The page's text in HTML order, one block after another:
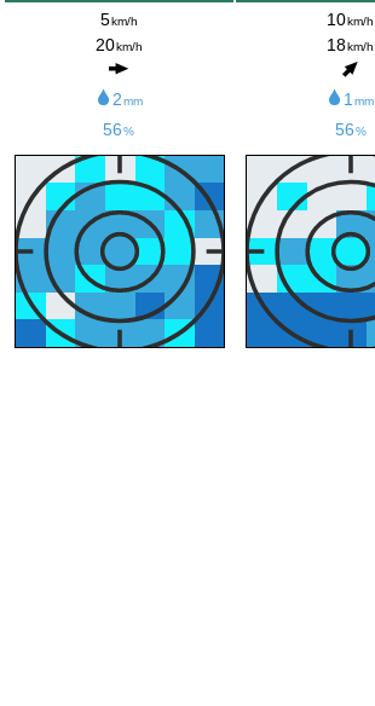
5km/h
20km/h
2mm
56 %
10km/h
18km/h
1mm
56%